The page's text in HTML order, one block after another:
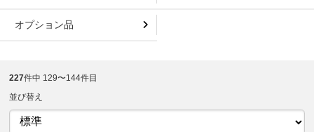
オプション品
227件中 129〜144件目
並び替え